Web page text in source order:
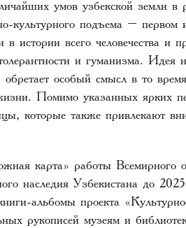
умов узбекской земли в
культурного подъема – первом
истории всего человечества и
и гуманизма. Идея
особый смысл в то
Помимо указанных ярких
которые также привлекают
карта» работы Всемирного
наследия Узбекистана до
альбомы проекта
рукописей музеям и